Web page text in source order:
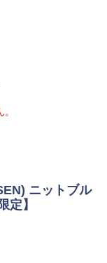
ニットブル
定】